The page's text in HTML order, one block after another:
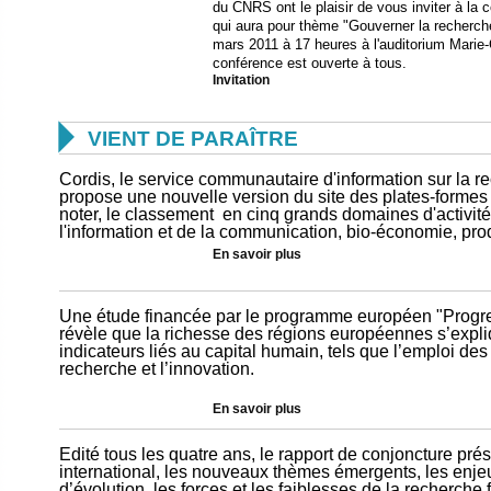
du CNRS ont le plaisir de vous inviter à la
qui aura pour thème "Gouverner la
mars 2011 à 17 heures à l'auditorium
conférence est ouverte à tous.
Invitation
 VIENT DE PARAÎTRE
Cordis, le service communautaire d'information sur la
propose une nouvelle version du site des plates-
noter, le classement en cinq grands domaines
l'information et de la communication, bio-économie,
En savoir plus
Une étude financée par le programme européen
révèle que la richesse des régions européennes
indicateurs liés au capital humain, tels que l’emploi
recherche et l’innovation.
En savoir plus
Edité tous les quatre ans, le rapport de conjoncture
international, les nouveaux thèmes émergents, les